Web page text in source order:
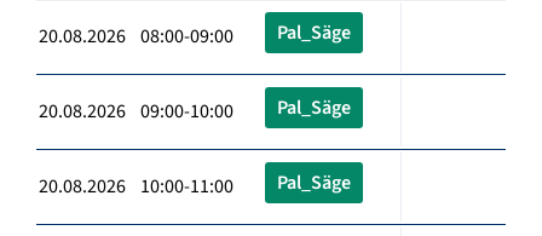
20.08.2026 08:00-09:00 Pal_Säge
20.08.2026 09:00-10:00 Pal_Säge
20.08.2026 10:00-11:00 Pal_Säge